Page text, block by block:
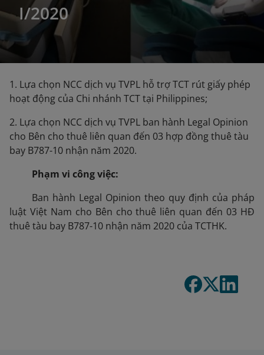
I/2020
1. Lựa chọn NCC dịch vụ TVPL hỗ trợ TCT rút giấy phép
hoạt động của Chi nhánh TCT tại Philippines;
2. Lựa chọn NCC dịch vụ TVPL ban hành Legal Opinion
cho Bên cho thuê liên quan đến 03 hợp đồng thuê tàu
bay B787-10 nhận năm 2020.
Phạm vi công việc:
Ban hành Legal Opinion theo quy định của pháp
luật Việt Nam cho Bên cho thuê liên quan đến 03 HĐ
thuê tàu bay B787-10 nhận năm 2020 của TCTHK.